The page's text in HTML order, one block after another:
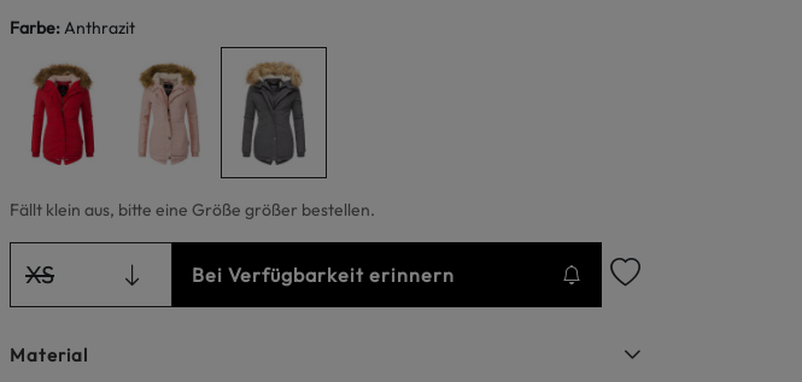
Farbe:Anthrazit
Fällt klein aus, bitte eine Größe größer bestellen.
XS Bei Verfügbarkeit erinnern
Material